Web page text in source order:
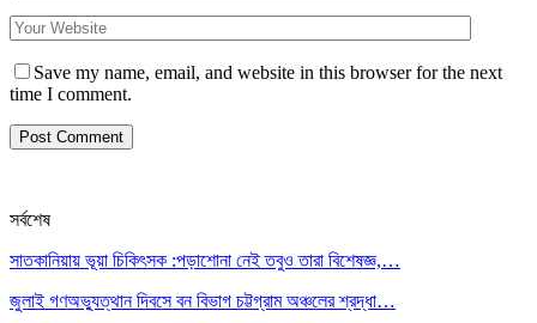
Save my name, email, and website in this browser for the next
time I comment.
সর্বশেষ
সাতকানিয়ায় ভূয়া চিকিৎসক :পড়াশোনা নেই তবুও তারা বিশেষজ্ঞ,…
জুলাই গণঅভ্যুত্থান দিবসে বন বিভাগ চট্টগ্রাম অঞ্চলের শ্রদ্ধা…